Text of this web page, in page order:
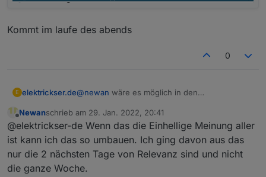
Kommt im laufe des abends
0
E elektrickser.de@newan wäre es möglich in den
- Freitag zu nutzen.
Als Abfrage Zeitraum eventuell als Datum von
Sonntag-Samstag wählen. Dann bekommt man
am Sonntag die aktuelle Woche.
Offline
Newanschrieb am 29. Jan. 2022, 20:41
zuletzt editiert von
@elektrickser-de Wenn das die Einhellige Meinung aller
ist kann ich das so umbauen. Ich ging davon aus das
nur die 2 nächsten Tage von Relevanz sind und nicht
die ganze Woche.